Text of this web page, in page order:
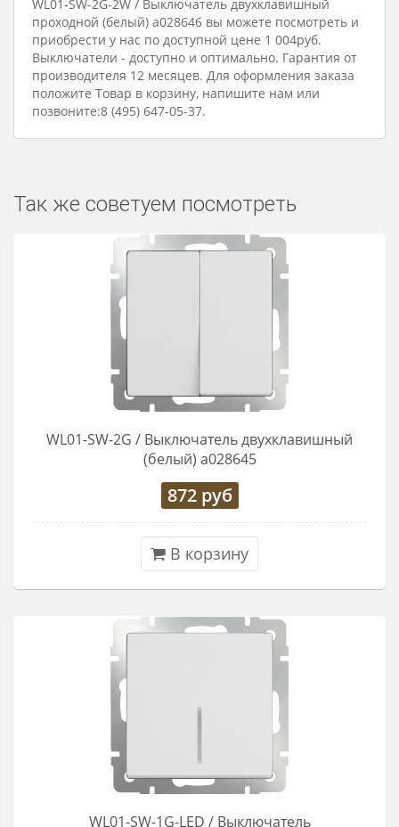
WL01-SW-2G-2W / Выключатель двухклавишный
проходной (белый) a028646 вы можете посмотреть и
приобрести у нас по доступной цене 1 004руб.
Выключатели - доступно и оптимально. Гарантия от
производителя 12 месяцев. Для оформления заказа
положите Товар в корзину, напишите нам или
позвоните:8 (495) 647-05-37.
Так же советуем посмотреть
WL01-SW-2G / Выключатель двухклавишный
(белый) a028645
872руб
В корзину
WL01-SW-1G-LED / Выключатель